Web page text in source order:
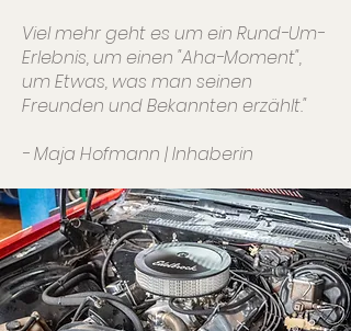
Viel mehr geht es um ein Rund-Um-
Erlebnis, um einen "Aha-Moment",
um Etwas, was man seinen
Freunden und Bekannten erzählt."
- Maja Hofmann | Inhaberin